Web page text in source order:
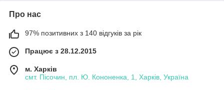
Про нас
97% позитивних з 140 відгуків за рік
Працює з 28.12.2015
м. Харків
смт. Пісочин, пл. Ю. Кононенка, 1, Харків, Україна